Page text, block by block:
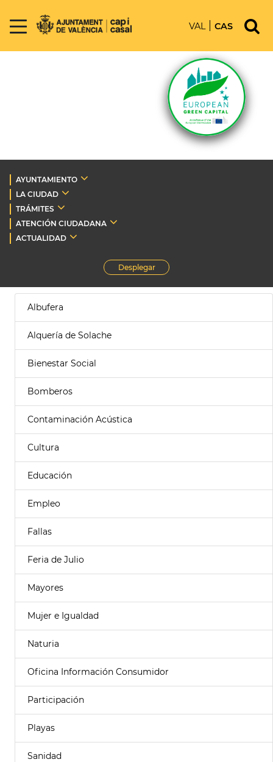
VAL CAS
AYUNTAMIENTO
LA CIUDAD
TRÁMITES
ATENCIÓN CIUDADANA
ACTUALIDAD
Desplegar
Albufera
Alquería de Solache
Bienestar Social
Bomberos
Contaminación Acústica
Cultura
Educación
Empleo
Fallas
Feria de Julio
Mayores
Mujer e Igualdad
Naturia
Oficina Información Consumidor
Participación
Playas
Sanidad